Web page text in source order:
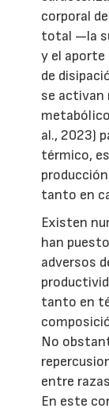
corporal
total —la
y el aporte
de
se activan
al., 2023)
térmico,
tanto en
Existen
han
adversos
tanto en
No
entre
En este